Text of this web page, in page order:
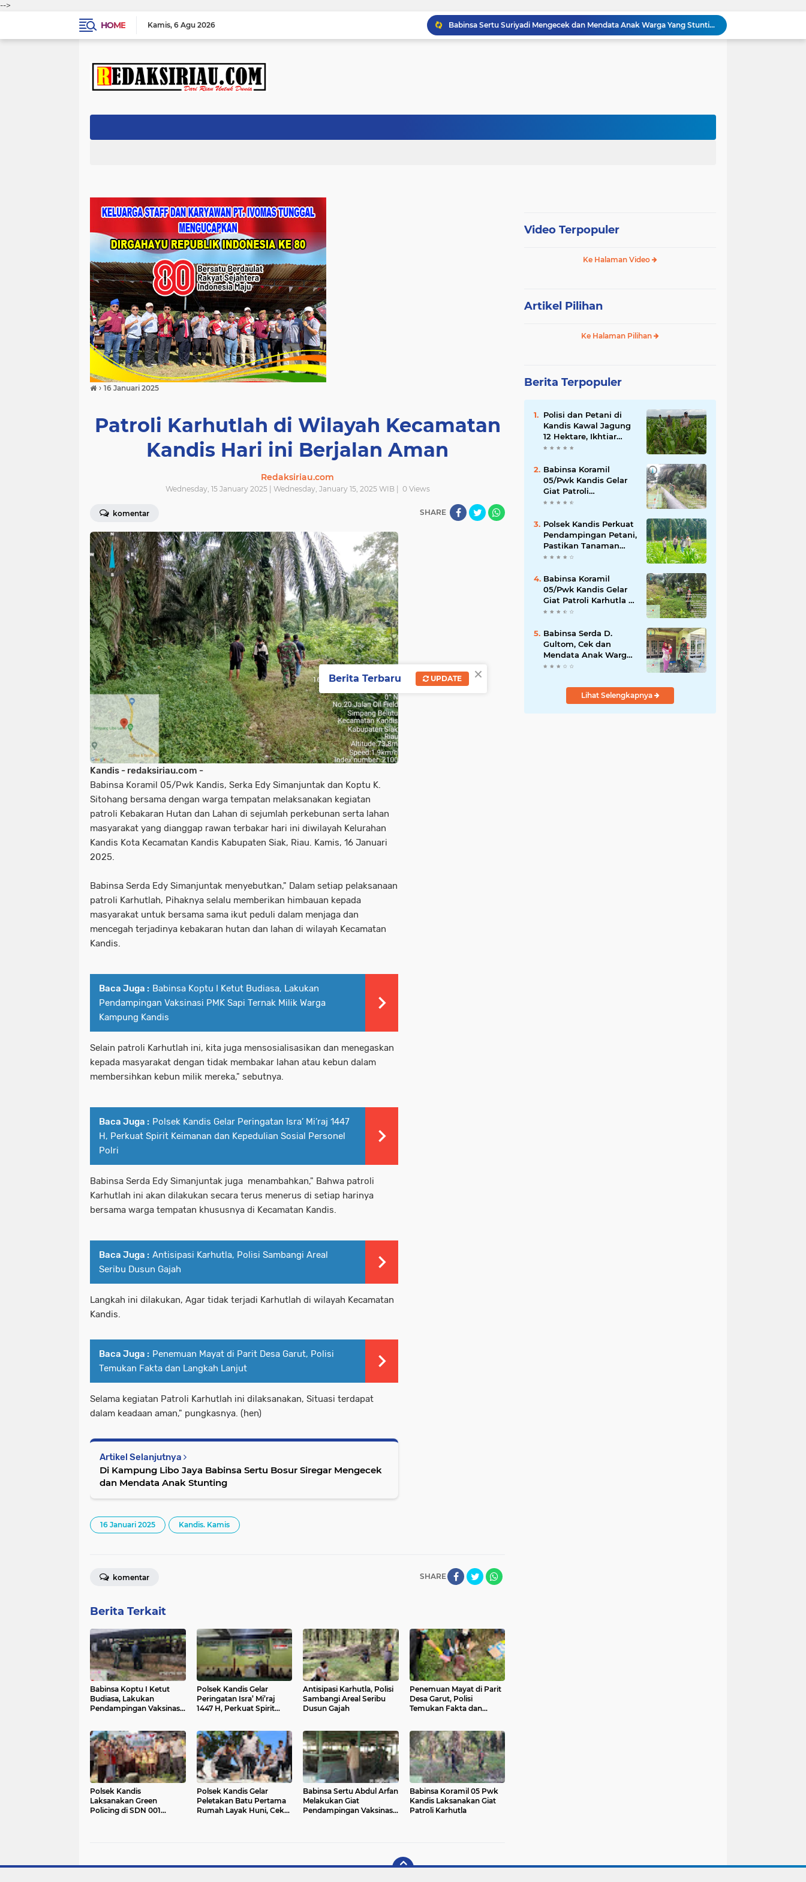
-->
HOME
Kamis 6 Agu 2026 Babinsa Sertu Suriyadi Mengecek dan Mendata Anak Warga Yang Stunting di Wilayah Binaannya
Dua Personel Babinsa Kandis Melakukan Patroli Pengamanan dan Komsos Tentang SKK Migas
Polisi Masuk Ladang! Polsek Kandis Rawat Jagung, Jaga Asa Swasembada Pangan
Babinsa Kelurahan Kandis Kota Berpatroli Karhutla Bersama Warga Tempatan
› 16 Januari 2025
Patroli Karhutlah di Wilayah Kecamatan
Kandis Hari ini Berjalan Aman
Redaksiriau.com
Wednesday, 15 January 2025 | Wednesday, January 15, 2025 WIB | 0Views
komentar SHARE
Kandis - redaksiriau.com -
Babinsa Koramil 05/Pwk Kandis, Serka Edy Simanjuntak dan Koptu K.
Sitohang bersama dengan warga tempatan melaksanakan kegiatan
patroli Kebakaran Hutan dan Lahan di sejumlah perkebunan serta lahan
masyarakat yang dianggap rawan terbakar hari ini diwilayah Kelurahan
Kandis Kota Kecamatan Kandis Kabupaten Siak, Riau. Kamis, 16 Januari
2025.
Babinsa Serda Edy Simanjuntak menyebutkan," Dalam setiap pelaksanaan
patroli Karhutlah, Pihaknya selalu memberikan himbauan kepada
masyarakat untuk bersama sama ikut peduli dalam menjaga dan
mencegah terjadinya kebakaran hutan dan lahan di wilayah Kecamatan
Kandis.
Baca Juga : Babinsa Koptu I Ketut Budiasa, Lakukan
Pendampingan Vaksinasi PMK Sapi Ternak Milik Warga
Kampung Kandis
Selain patroli Karhutlah ini, kita juga mensosialisasikan dan menegaskan
kepada masyarakat dengan tidak membakar lahan atau kebun dalam
membersihkan kebun milik mereka," sebutnya.
Baca Juga : Polsek Kandis Gelar Peringatan Isra’ Mi’raj 1447
H, Perkuat Spirit Keimanan dan Kepedulian Sosial Personel
Polri
Babinsa Serda Edy Simanjuntak juga menambahkan," Bahwa patroli
Karhutlah ini akan dilakukan secara terus menerus di setiap harinya
bersama warga tempatan khususnya di Kecamatan Kandis.
Baca Juga : Antisipasi Karhutla, Polisi Sambangi Areal
Seribu Dusun Gajah
Langkah ini dilakukan, Agar tidak terjadi Karhutlah di wilayah Kecamatan
Kandis.
Baca Juga : Penemuan Mayat di Parit Desa Garut, Polisi
Temukan Fakta dan Langkah Lanjut
Selama kegiatan Patroli Karhutlah ini dilaksanakan, Situasi terdapat
dalam keadaan aman," pungkasnya. (hen)
Artikel Selanjutnya
Di Kampung Libo Jaya Babinsa Sertu Bosur Siregar Mengecek
dan Mendata Anak Stunting
16 Januari 2025 Kandis. Kamis
SHARE
komentar
Berita Terkait
Babinsa Koptu I Ketut
Budiasa, Lakukan
Pendampingan Vaksinasi
Polsek Kandis Gelar
Peringatan Isra’ Mi’raj
1447 H, Perkuat Spirit
Antisipasi Karhutla, Polisi
Sambangi Areal Seribu
Dusun Gajah
Penemuan Mayat di Parit
Desa Garut, Polisi
Temukan Fakta dan
Polsek Kandis
Laksanakan Green
Policing di SDN 001
Polsek Kandis Gelar
Peletakan Batu Pertama
Rumah Layak Huni, Cek
Babinsa Sertu Abdul Arfan
Melakukan Giat
Pendampingan Vaksinasi
Babinsa Koramil 05 Pwk
Kandis Laksanakan Giat
Patroli Karhutla
Video Terpopuler
Ke Halaman Video
Artikel Pilihan
Ke Halaman Pilihan
Berita Terpopuler
Polisi dan Petani di
Kandis Kawal Jagung
12 Hektare, Ikhtiar
Menjaga Ketahanan
Babinsa Koramil
05/Pwk Kandis Gelar
Giat Patroli
Pengamanan Line
Kandis Kandis
Polsek Kandis Perkuat
Pendampingan Petani,
Pastikan Tanaman
Jagung Tumbuh
Swasembada Pangan
Nasional
Babinsa Koramil
05/Pwk Kandis Gelar
Giat Patroli Karhutla di
Wilayah Kelurahan
Babinsa Serda D.
Gultom, Cek dan
Mendata Anak Warga
Yang Stunting
Lihat Selengkapnya
×
Berita Terbaru UPDATE